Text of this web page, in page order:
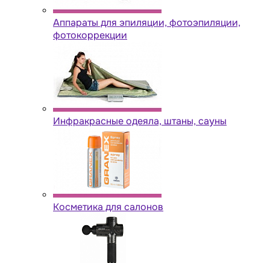
Аппараты для эпиляции, фотоэпиляции,
фотокоррекции
Инфракрасные одеяла, штаны, сауны
Косметика для салонов